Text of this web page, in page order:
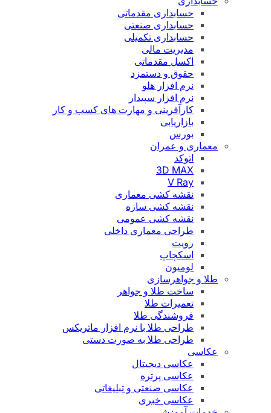
حسابداری مقدماتی
حسابداری صنعتی
حسابداری تکمیلی
مدیریت مالی
اکسل مقدماتی
حقوق و دستمزد
نرم افزار هلو
نرم افزار سپیدار
کارآفرینی و مهارت های کسب و کار
بازاریابی
بورس
معماری و عمران
اتوکد
3D MAX
V Ray
نقشه کشی معماری
نقشه کشی سازه
نقشه کشی عمومی
طراحی معماری داخلی
رویت
اسکچاپ
لومیون
طلا و جواهرسازی
ساخت طلا و جواهر
تعمیرات طلا
فروشندگی طلا
طراحی طلا با نرم افزار ماتریکس
طراحی طلا به صورت دستی
عکاسی
عکاسی دیجیتال
عکاسی پرتره
عکاسی صنعتی و تبلیغاتی
عکاسی خبری